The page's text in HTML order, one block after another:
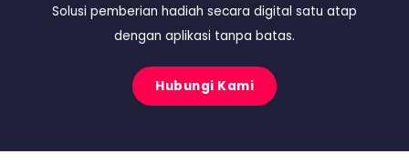
Solusi pemberian hadiah secara digital satu atap
dengan aplikasi tanpa batas.
Hubungi Kami